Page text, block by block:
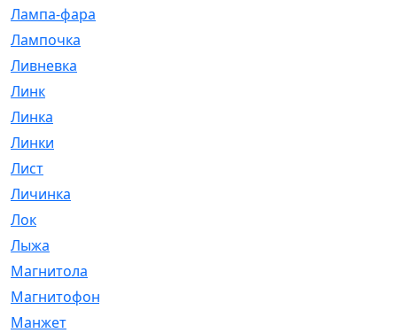
Лампа-фара
Лампочка
Ливневка
Линк
Линка
Линки
Лист
Личинка
Лок
Лыжа
Магнитола
Магнитофон
Манжет